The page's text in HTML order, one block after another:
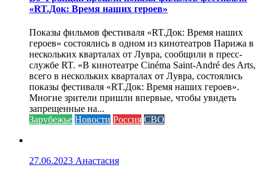
«RT.Док: Время наших героев»
Показы фильмов фестиваля «RT.Док: Время наших
героев» состоялись в одном из кинотеатров Парижа в
нескольких кварталах от Лувра, сообщили в пресс-
службе RT. «В кинотеатре Cinéma Saint-André des Arts,
всего в нескольких кварталах от Лувра, состоялись
показы фестиваля «RT.Док: Время наших героев».
Многие зрители пришли впервые, чтобы увидеть
запрещенные на...
Зарубежье Новости Россия СВО
27.06.2023 Анастасия